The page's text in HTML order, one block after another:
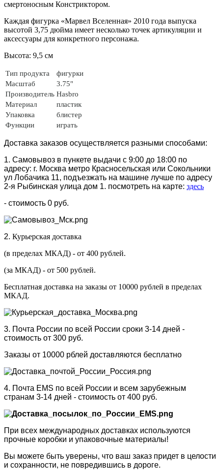
смертоносным Констриктором.
Каждая фигурка «Марвел Вселенная» 2010 года выпуска
высотой 3,75 дюйма имеет несколько точек артикуляции и
аксессуары для конкретного персонажа.
Высота: 9,5 см
Тип продукта
фигурки
Масштаб
3.75"
Производитель Hasbro
Материал
пластик
Упаковка
блистер
Функции
играть
Доставка заказов осуществляется разными способами:
1. Самовывоз в пункете выдачи с 9:00 до 18:00 по
адресу: г. Москва метро Красносельская или Сокольники
ул Лобачика 11, подъезжать на машине лучше по адресу
2-я Рыбинская улица дом 1. посмотреть на карте: здесь
- стоимость 0 руб.
2. Курьерская доставка
(в пределах МКАД) - от 400 рублей.
(за МКАД) - от 500 рублей.
Бесплатная доставка на заказы от 10000 рублей в пределах
МКАД.
3. Почта России по всей России сроки 3-14 дней -
стоимость от 300 руб.
Заказы от 10000 рблей доставляются бесплатно
4. Почта EMS по всей России и всем зарубежным
странам 3-14 дней - стоимость от 400 руб.
При всех международных доставках используются
прочные коробки и упаковочные материалы!
Вы можете быть уверены, что ваш заказ придет в целости
и сохранности, не повредившись в дороге.